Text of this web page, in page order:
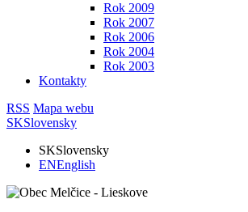
Rok 2009
Rok 2007
Rok 2006
Rok 2004
Rok 2003
Kontakty
RSS Mapa webu
SKSlovensky
SKSlovensky
ENEnglish